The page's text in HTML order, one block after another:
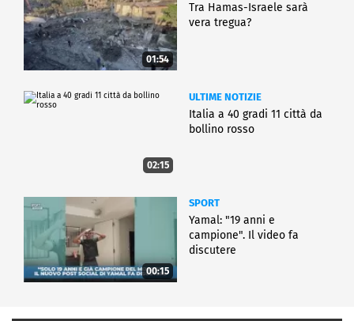
01:54
Tra Hamas-Israele sarà
vera tregua?
02:15
ULTIME NOTIZIE
Italia a 40 gradi 11 città da
bollino rosso
00:15
SPORT
Yamal: "19 anni e
campione". Il video fa
discutere